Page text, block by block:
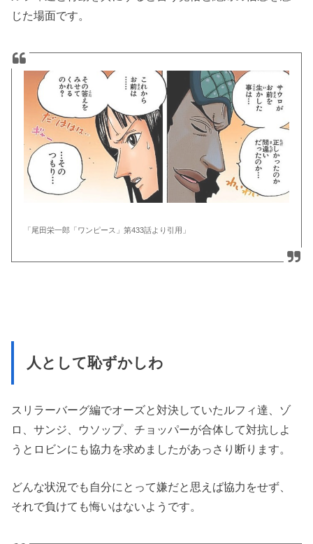
じた場面です。
「尾田栄一郎「ワンピース」第433話より引用」
人として恥ずかしわ
スリラーバーグ編でオーズと対決していたルフィ達、ゾ
ロ、サンジ、ウソップ、チョッパーが合体して対抗しよ
うとロビンにも協力を求めましたがあっさり断ります。
どんな状況でも自分にとって嫌だと思えば協力をせず、
それで負けても悔いはないようです。